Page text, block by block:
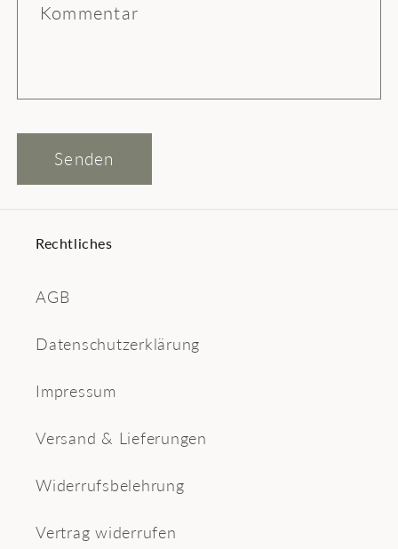
Kommentar
Senden
Rechtliches
AGB
Datenschutzerklärung
Impressum
Versand & Lieferungen
Widerrufsbelehrung
Vertrag widerrufen